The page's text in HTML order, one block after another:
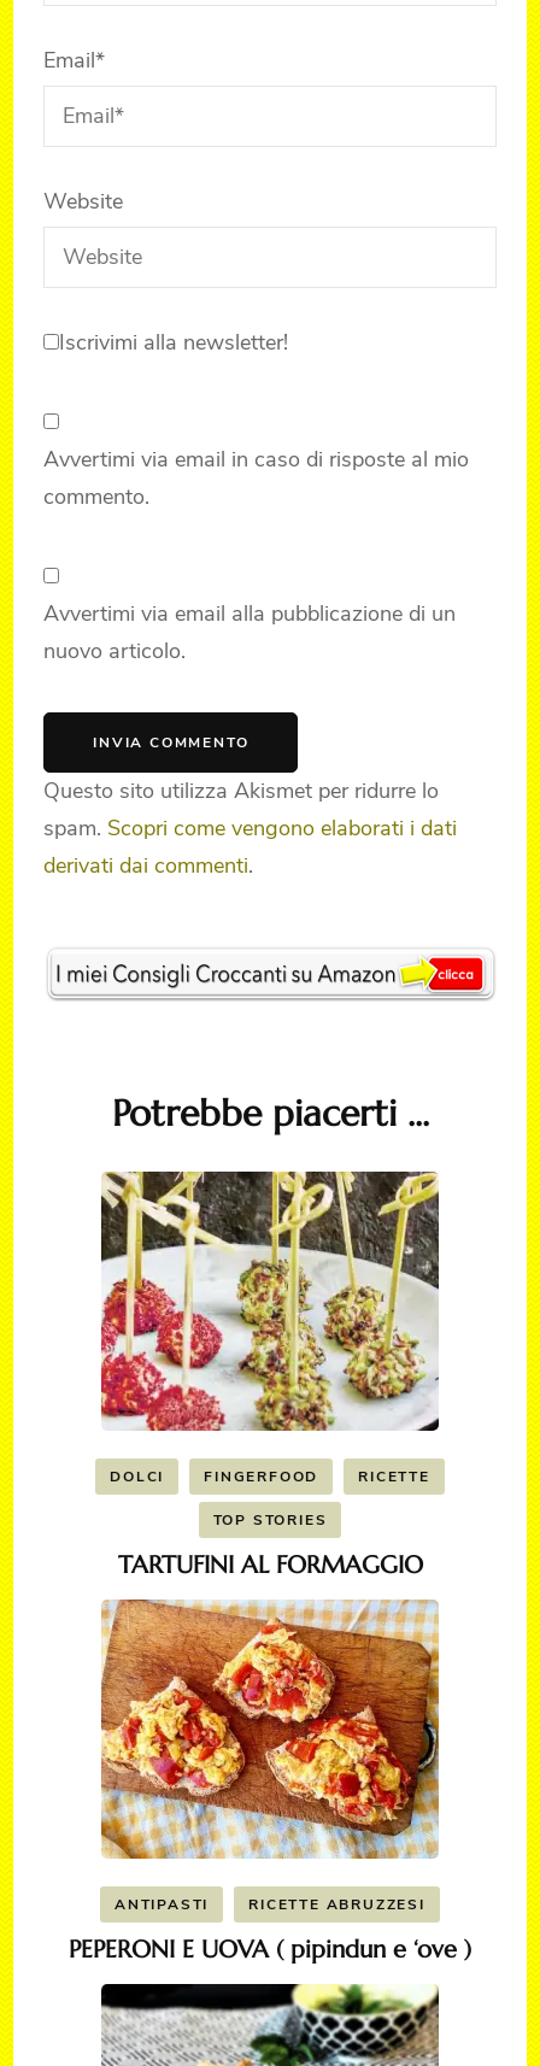
Email*
Website
Iscrivimi alla newsletter!
Avvertimi via email in caso di risposte al mio
commento.
Avvertimi via email alla pubblicazione di un
nuovo articolo.
Questo sito utilizza Akismet per ridurre lo
spam. Scopri come vengono elaborati i dati
derivati dai commenti.
Navigation
Potrebbe piacerti ...
DOLCI FINGERFOOD RICETTE
TOP STORIES
TARTUFINI AL FORMAGGIO
ANTIPASTI RICETTE ABRUZZESI
PEPERONI E UOVA ( pipindun e ‘ove )